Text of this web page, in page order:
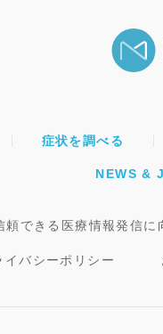
症状を調べる
NEWS &
頼できる医療情報発信に
イバシーポリシー